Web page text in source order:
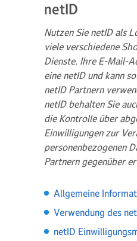
netID
Nutzen Sie netID als
viele verschiedene
Dienste. Ihre E-Mail-
eine netID und kann
netID Partnern
netID behalten Sie
die Kontrolle über
Einwilligungen zur
personenbezogenen
Partnern gegenüber
Allgemeine
Verwendung des
netID